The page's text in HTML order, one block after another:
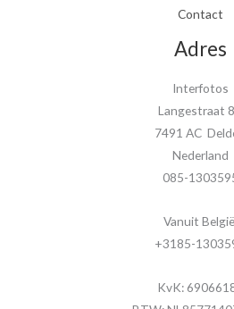
Contact
Adres
Interfotos
Langestraat
7491 AC
Nederland
085-
Vanuit
+3185-
KvK: